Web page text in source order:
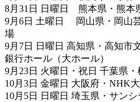
8月31日 日曜日 熊本県・熊
9月6日 土曜日 岡山県・岡山
場
9月7日 日曜日 高知県・高知
銀行ホール（大ホール）
9月23日 火曜日・祝日 千葉県
10月3日 金曜日 大阪府・NHK
10月5日 日曜日 埼玉県・サン